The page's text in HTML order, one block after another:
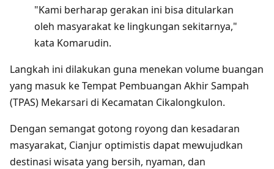
"Kami berharap gerakan ini bisa ditularkan
oleh masyarakat ke lingkungan sekitarnya,"
kata Komarudin.
Langkah ini dilakukan guna menekan volume buangan
yang masuk ke Tempat Pembuangan Akhir Sampah
(TPAS) Mekarsari di Kecamatan Cikalongkulon.
Dengan semangat gotong royong dan kesadaran
masyarakat, Cianjur optimistis dapat mewujudkan
destinasi wisata yang bersih, nyaman, dan